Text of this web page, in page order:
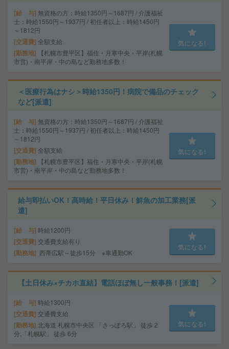
給 与 無資格の方：時給1350円～1687円 / 介護福祉
士：時給1550円～1937円 / 初任者以上：時給1450円
～1812円
交通費 全額支給
勤務地
【札幌市豊平区】福住・月寒中央・平岸(札幌
市営)・南平岸・中の島など勤務地多数！
気になる!
＜医療行為はナシ＞時給1350円！病院で備品のチェック
など[派遣]
給 与 無資格の方：時給1350円～1687円 / 介護福祉
士：時給1550円～1937円 / 初任者以上：時給1450円
～1812円
交通費 全額支給
勤務地
【札幌市豊平区】福住・月寒中央・平岸(札幌
市営)・南平岸・中の島など勤務地多数！
気になる!
給与即払いOK！高時給！平日休み！鮮魚の加工業務[派
遣]
給 与 時給1200円
交通費 交通費支給有り
勤務地 西帯広駅～徒歩15分 ※車通勤OK
気になる!
【土日休み×チカホ直結】電話ほぼ無し一般事務！[派遣]
給 与 時給1300円
交通費 交通費支給
勤務地 北海道 札幌市中央区 「さっぽろ駅」 徒歩 2
分,「札幌駅」 徒歩 6分
気になる!